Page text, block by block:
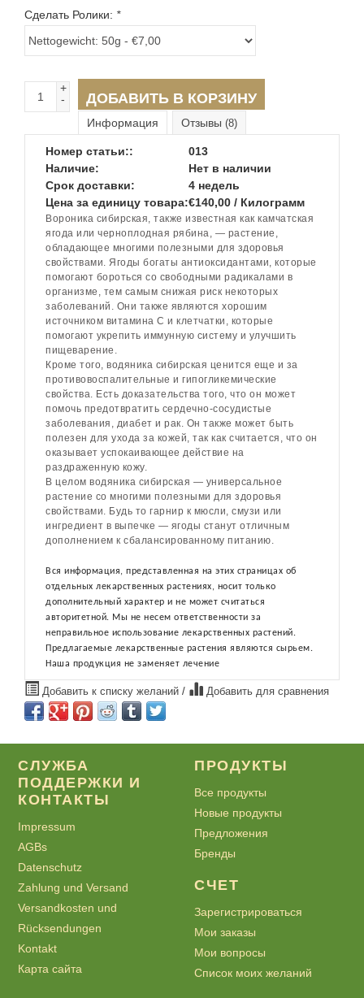
Сделать Ролики: *
+
-
ДОБАВИТЬ В КОРЗИНУ
Информация Отзывы (8)
Номер статьи::
013
Наличие:
Нет в наличии
Срок доставки:
4 недель
Цена за единицу товара:€140,00 / Килограмм
Вороника сибирская, также известная как камчатская
ягода или черноплодная рябина, — растение,
обладающее многими полезными для здоровья
свойствами. Ягоды богаты антиоксидантами, которые
помогают бороться со свободными радикалами в
организме, тем самым снижая риск некоторых
заболеваний. Они также являются хорошим
источником витамина С и клетчатки, которые
помогают укрепить иммунную систему и улучшить
пищеварение.
Кроме того, водяника сибирская ценится еще и за
противовоспалительные и гипогликемические
свойства. Есть доказательства того, что он может
помочь предотвратить сердечно-сосудистые
заболевания, диабет и рак. Он также может быть
полезен для ухода за кожей, так как считается, что он
оказывает успокаивающее действие на
раздраженную кожу.
В целом водяника сибирская — универсальное
растение со многими полезными для здоровья
свойствами. Будь то гарнир к мюсли, смузи или
ингредиент в выпечке — ягоды станут отличным
дополнением к сбалансированному питанию.
Вся информация, представленная на этих страницах об
отдельных лекарственных растениях, носит только
дополнительный характер и не может считаться
авторитетной. Мы не несем ответственности за
неправильное использование лекарственных растений.
Предлагаемые лекарственные растения являются сырьем.
Наша продукция не заменяет лечение
Добавить к списку желаний / Добавить для сравнения
СЛУЖБА
ПОДДЕРЖКИ И
КОНТАКТЫ
Impressum
AGBs
Datenschutz
Zahlung und Versand
Versandkosten und
Rücksendungen
Kontakt
Карта сайта
ПРОДУКТЫ
Все продукты
Новые продукты
Предложения
Бренды
СЧЕТ
Зарегистрироваться
Мои заказы
Мои вопросы
Список моих желаний